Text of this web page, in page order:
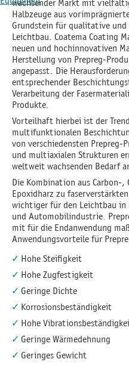
wachsender Markt mit
Halbzeuge aus
Grundstein für qualitative
Leichtbau. Coatema Coating
neuen und hochinnovativen
Herstellung von Prepreg-
angepasst. Die
entsprechender
Verarbeitung der
Produkte.
Vorteilhaft hierbei ist der
multifunktionalen
von verschiedensten Prepreg-
und multiaxialen Strukturen
weltweit wachsenden Bedarf
Die Kombination aus Carbon-
Epoxidharz zu
wichtiger für den Leichtbau
und Automobilindustrie.
mit für die Endanwendung
Anwendungsvorteile für
Hohe Steifigkeit
Hohe Zugfestigkeit
Geringe Dichte
Korrosionsbeständigkeit
Hohe
Geringe Wärmedehnung
Geringes Gewicht